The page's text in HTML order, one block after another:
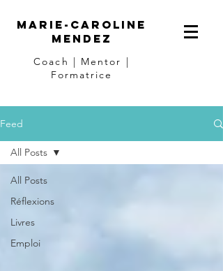
Marie-Caroline
Mendez
Coach | Mentor |
Formatrice
Feed
All Posts
Réflexions
Livres
Emploi
All Posts